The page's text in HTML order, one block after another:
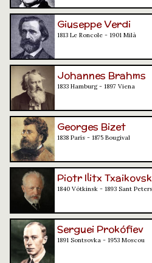
Giuseppe Verdi
1813 Le Roncole - 1901 Milà
Johannes Brahms
1833 Hamburg - 1897 Viena
Georges Bizet
1838 París - 1875 Bougival
Piotr Ilitx
1840 Vótkinsk - 1893 Sant
Serguei Prokófiev
1891 Sontsovka - 1953 Moscou